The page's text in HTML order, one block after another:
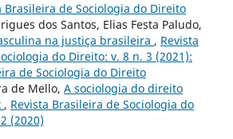
Brasileira de Sociologia do Direito
dos Santos, Elias Festa Paludo,
na justiça brasileira , Revista
do Direito: v. 8 n. 3 (2021):
de Sociologia do Direito
de Mello, A sociologia do direito
, Revista Brasileira de Sociologia do
(2020)